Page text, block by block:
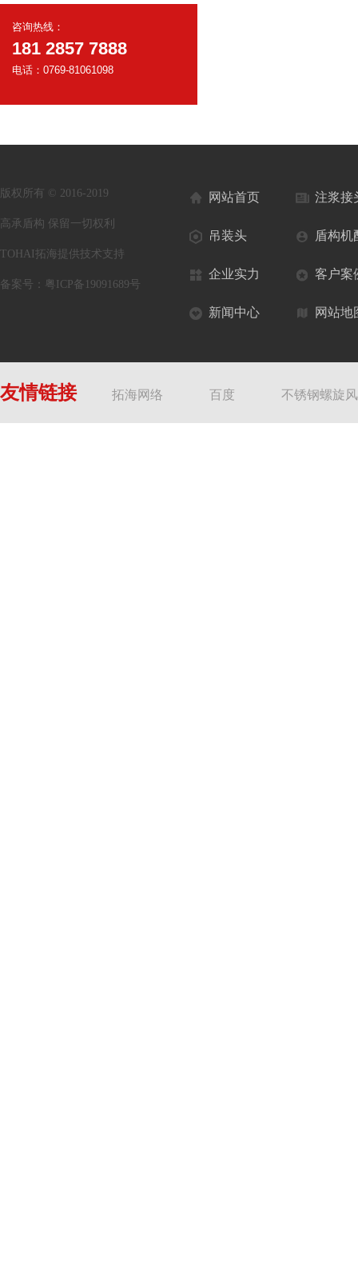
咨询热线：
181 2857 7888
电话：0769-81061098
版权所有 © 2016-2019
高承盾构 保留一切权利
TOHAI拓海提供技术支持
备案号： 粤ICP备19091689号
网站首页 注浆接
吊装头 盾构机
企业实力 客户案
新闻中心 网站地
友情链接 拓海网络 百度 不锈钢螺旋